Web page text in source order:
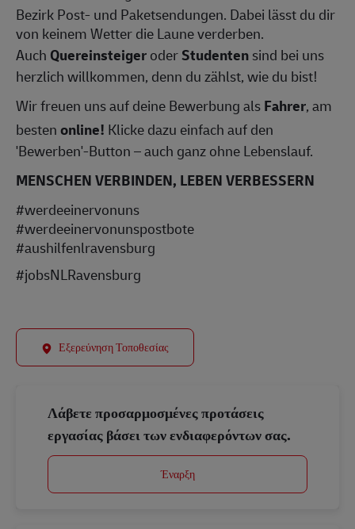
Bezirk Post- und Paketsendungen. Dabei lässt du dir
von keinem Wetter die Laune verderben.
Auch QuereinsteigeroderStudentensind bei uns
herzlich willkommen, denn du zählst, wie du bist!
Wir freuen uns auf deine Bewerbung alsFahrer, am
bestenonline! Klicke dazu einfach auf den
'Bewerben'-Button – auch ganz ohne Lebenslauf.
MENSCHEN VERBINDEN, LEBEN VERBESSERN
#werdeeinervonuns
#werdeeinervonunspostbote
#aushilfenlravensburg
#jobsNLRavensburg
Εξερεύνηση Τοποθεσίας
Λάβετε προσαρμοσμένες προτάσεις
εργασίας βάσει των ενδιαφερόντων σας.
Έναρξη